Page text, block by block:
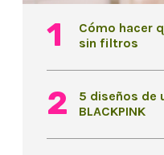
Cómo hacer
sin filtros
5 diseños de
BLACKPINK